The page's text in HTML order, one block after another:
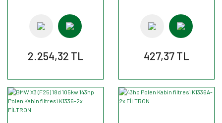
2.254,32 TL 427,37 TL